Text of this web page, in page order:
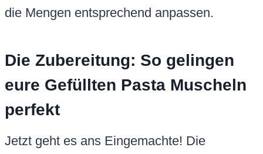
die Mengen entsprechend anpassen.
Die Zubereitung: So gelingen
eure Gefüllten Pasta Muscheln
perfekt
Jetzt geht es ans Eingemachte! Die